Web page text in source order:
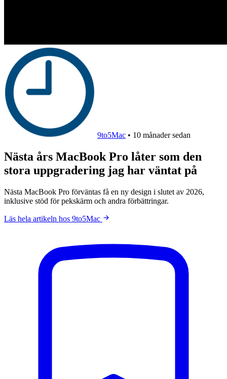
9to5Mac • 10 månader sedan
Nästa års MacBook Pro låter som den
stora uppgradering jag har väntat på
Nästa MacBook Pro förväntas få en ny design i slutet av 2026,
inklusive stöd för pekskärm och andra förbättringar.
Läs hela artikeln hos 9to5Mac